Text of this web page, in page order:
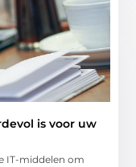
is voor uw
IT-middelen om